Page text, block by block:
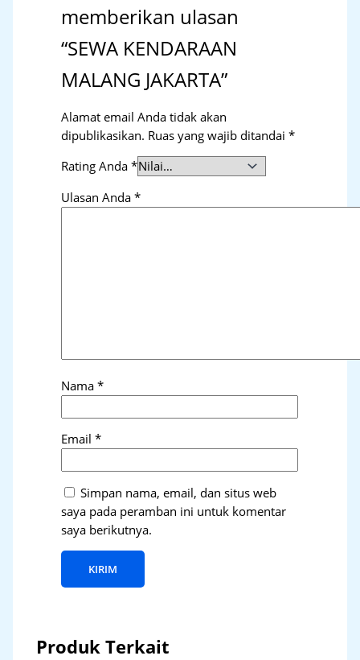
memberikan ulasan
“SEWA KENDARAAN
MALANG JAKARTA”
Alamat email Anda tidak akan
dipublikasikan. Ruas yang wajib ditandai*
Rating Anda*
Ulasan Anda*
Nama*
Email*
Simpan nama, email, dan situs web
saya pada peramban ini untuk komentar
saya berikutnya.
Produk Terkait